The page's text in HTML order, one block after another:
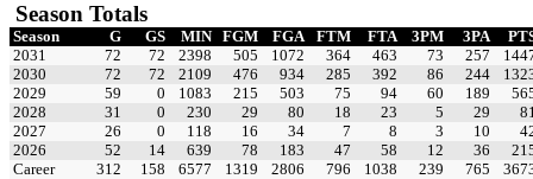
Season Totals
Season G GS MIN FGM FGA FTM FTA 3PM 3PA
2031
72 72 2398 505 1072 364 463 73 257
2030
72 72 2109 476 934 285 392 86 244
2029
59 0 1083 215 503 75 94 60 189
2028
31 0 230 29 80 18 23 5 29
2027
26 0 118 16 34 7 8 3 10
2026
52 14 639 78 183 47 58 12 36
Career
312 158 6577 1319 2806 796 1038 239 765